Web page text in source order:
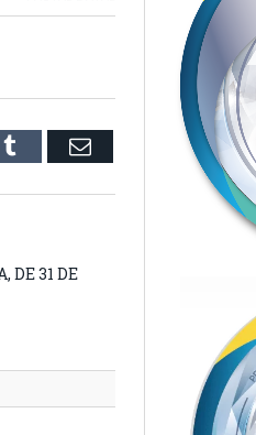
Tumblr Email
DE 31 DE